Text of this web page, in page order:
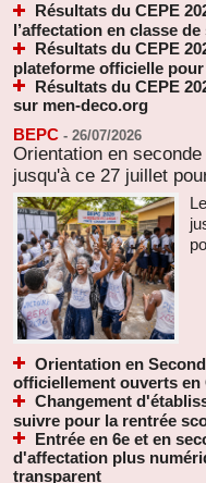
Résultats du CEPE
l’affectation en classe de
Résultats du CEPE
plateforme officielle
Résultats du CEPE
sur men-deco.org
BEPC - 26/07/2026
Orientation en
jusqu'à ce 27 juillet
Orientation en
officiellement ouverts en
Changement
suivre pour la rentrée
Entrée en 6e et en
d'affectation plus
transparent